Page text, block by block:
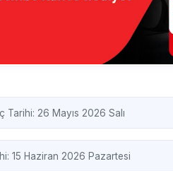
Tarihi: 26 Mayıs 2026 Salı
15 Haziran 2026 Pazartesi